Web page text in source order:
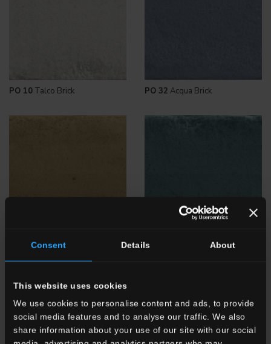
Consent Details About
This website uses cookies
We use cookies to personalise content and ads, to provide
social media features and to analyse our traffic. We also
share information about your use of our site with our social
PO 10 Talco Brick PO 32 Acqua Brick
PO 07Canapa Brick PO 22 Topazio Brick